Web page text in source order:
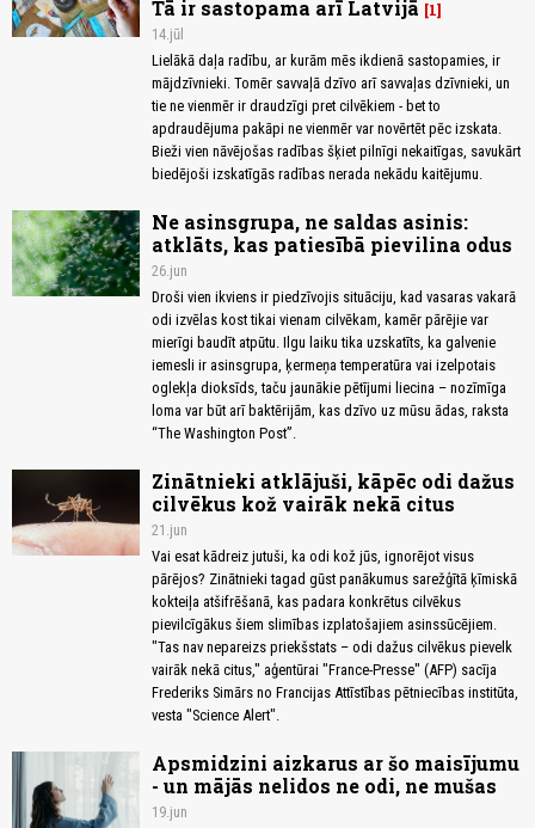
Tā ir sastopama arī Latvijā
1
14.jūl
Lielākā daļa radību, ar kurām mēs ikdienā sastopamies, ir
mājdzīvnieki. Tomēr savvaļā dzīvo arī savvaļas dzīvnieki, un
tie ne vienmēr ir draudzīgi pret cilvēkiem - bet to
apdraudējuma pakāpi ne vienmēr var novērtēt pēc izskata.
Bieži vien nāvējošas radības šķiet pilnīgi nekaitīgas, savukārt
biedējoši izskatīgās radības nerada nekādu kaitējumu.
Ne asinsgrupa, ne saldas asinis:
atklāts, kas patiesībā pievilina odus
26.jun
Droši vien ikviens ir piedzīvojis situāciju, kad vasaras vakarā
odi izvēlas kost tikai vienam cilvēkam, kamēr pārējie var
mierīgi baudīt atpūtu. Ilgu laiku tika uzskatīts, ka galvenie
iemesli ir asinsgrupa, ķermeņa temperatūra vai izelpotais
oglekļa dioksīds, taču jaunākie pētījumi liecina – nozīmīga
loma var būt arī baktērijām, kas dzīvo uz mūsu ādas, raksta
“The Washington Post”.
Zinātnieki atklājuši, kāpēc odi dažus
cilvēkus kož vairāk nekā citus
21.jun
Vai esat kādreiz jutuši, ka odi kož jūs, ignorējot visus
pārējos? Zinātnieki tagad gūst panākumus sarežģītā ķīmiskā
kokteiļa atšifrēšanā, kas padara konkrētus cilvēkus
pievilcīgākus šiem slimības izplatošajiem asinssūcējiem.
"Tas nav nepareizs priekšstats – odi dažus cilvēkus pievelk
vairāk nekā citus," aģentūrai "France-Presse" (AFP) sacīja
Frederiks Simārs no Francijas Attīstības pētniecības institūta,
vesta "Science Alert".
Apsmidzini aizkarus ar šo maisījumu
- un mājās nelidos ne odi, ne mušas
19.jun